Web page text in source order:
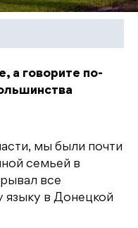
а говорите по-
мы были почти
семьей в
все
языку в Донецкой